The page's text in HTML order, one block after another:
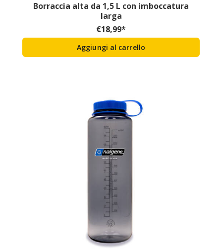
Borraccia alta da 1,5 L con imboccatura
larga
€18,99*
Aggiungi al carrello